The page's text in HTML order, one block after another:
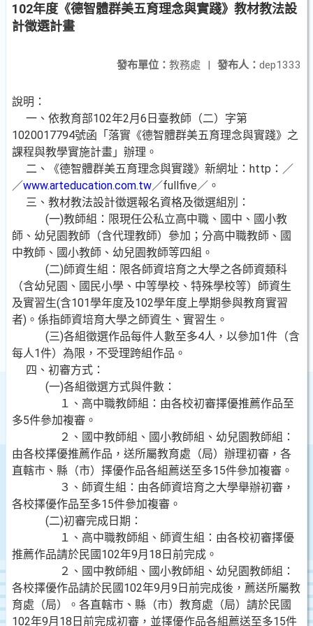
102年度《德智體群美五育理念與實踐》教材教法設
計徵選計畫
發布人： dep1333
發布單位： 教務處 |
說明：
一、依教育部102年2月6日臺教師（二）字第
1020017794號函「落實《德智體群美五育理念與實踐》之
課程與教學實施計畫」辦理。
二、《德智體群美五育理念與實踐》新網址：http：／
／www.arteducation.com.tw／fullfive／。
三、教材教法設計徵選報名資格及徵選組別：
(一)教師組：限現任公私立高中職、國中、國小教
師、幼兒園教師（含代理教師）參加；分高中職教師、國
中教師、國小教師、幼兒園教師等四組。
(二)師資生組：限各師資培育之大學之各師資類科
（含幼兒園、國民小學、中等學校、特殊學校等）師資生
及實習生(含101學年度及102學年度上學期參與教育實習
者)。係指師資培育大學之師資生、實習生。
(三)各組徵選作品每件人數至多4人，以參加1件（含
每人1件）為限，不受理跨組作品。
四、初審方式：
(一)各組徵選方式與件數：
１、高中職教師組：由各校初審擇優推薦作品至
多5件參加複審。
２、國中教師組、國小教師組、幼兒園教師組：
由各校擇優推薦作品，送所屬教育處（局）辦理初審，各
直轄市、縣（市）擇優作品各組薦送至多15件參加複審。
３、師資生組：由各師資培育之大學舉辦初審，
各校擇優作品至多15件參加複審。
(二)初審完成日期：
１、高中職教師組、師資生組：由各校初審擇優
推薦作品請於民國102年9月18日前完成。
２、國中教師組、國小教師組、幼兒園教師組：
各校擇優作品請於民國102年9月9日前完成後，薦送所屬教
育處（局）。各直轄市、縣（市）教育處（局）請於民國
102年9月18日前完成初審，並擇優作品各組薦送至多15件